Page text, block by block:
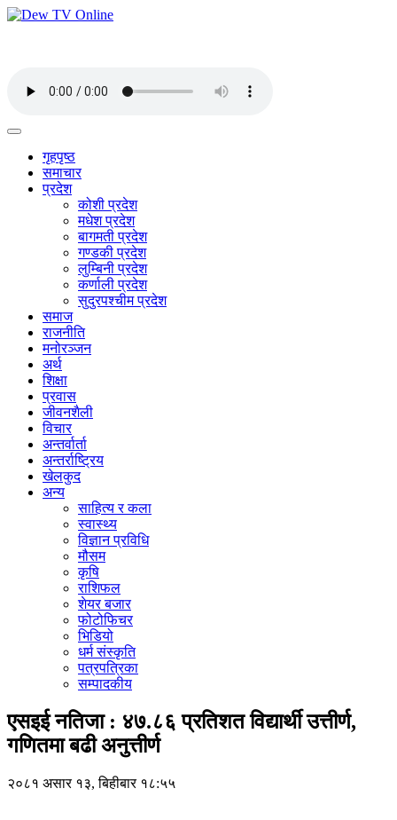
गृहपृष्ठ
समाचार
प्रदेश
कोशी प्रदेश
मधेश प्रदेश
बागमती प्रदेश
गण्डकी प्रदेश
लुम्बिनी प्रदेश
कर्णाली प्रदेश
सुदुरपश्चीम प्रदेश
समाज
राजनीति
मनोरञ्जन
अर्थ
शिक्षा
प्रवास
जीवनशैली
विचार
अन्तर्वार्ता
अन्तर्राष्ट्रिय
खेलकुद
अन्य
साहित्य र कला
स्वास्थ्य
विज्ञान प्रविधि
मौसम
कृषि
राशिफल
शेयर बजार
फोटोफिचर
भिडियो
धर्म संस्कृति
पत्रपत्रिका
सम्पादकीय
एसइई नतिजा : ४७.८६ प्रतिशत विद्यार्थी उत्तीर्ण,
गणितमा बढी अनुत्तीर्ण
२०८१ असार १३, बिहीबार १८:५५